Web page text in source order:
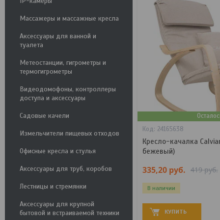
Массажеры и массажные кресла
Аксессуары для ванной и
туалета
Метеостанции, гигрометры и
термогигрометры
Видеодомофоны, контроллеры
доступа и аксессуары
Садовые качели
Измельчители пищевых отходов
Офисные кресла и стулья
Аксессуары для труб, коробов
Лестницы и стремянки
Аксессуары для крупной
бытовой и встраиваемой техники
24165638
Кресло-качалка
бежевый)
335,20 руб. 419руб.
В наличии
КУПИТЬ